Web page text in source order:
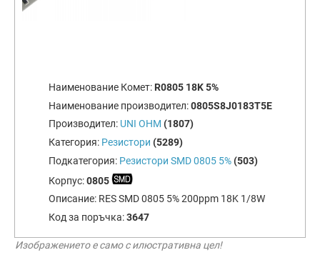
Наименование Комет: R0805 18K 5%
Наименование производител:0805S8J0183T5E
Производител: UNI OHM (1807)
Категория: Резистори (5289)
Подкатегория: Резистори SMD 0805 5% (503)
Корпус:0805
Описание: RES SMD 0805 5% 200ppm 18K 1/8W
Код за поръчка:3647
Изображението е само с илюстративна цел!